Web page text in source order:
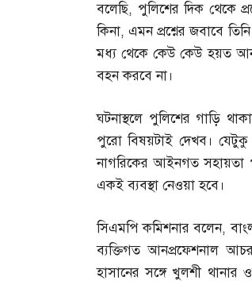
বলেছি, পুলিশের দিক থেকে
কিনা,এমন প্রশ্নের জবাবে
মধ্য থেকে কেউ কেউ হয়ত
বহন করবে না।
ঘটনাস্থলে পুলিশের গাড়ি
পুরো বিষয়টাই দেখব।
নাগরিকের আইনগত সহায়তা
একই ব্যবস্থা নেওয়া হবে।
সিএমপি কমিশনার বলেন,
ব্যক্তিগত আনপ্রফেশনাল
হাসানের সঙ্গে খুলশী থানার